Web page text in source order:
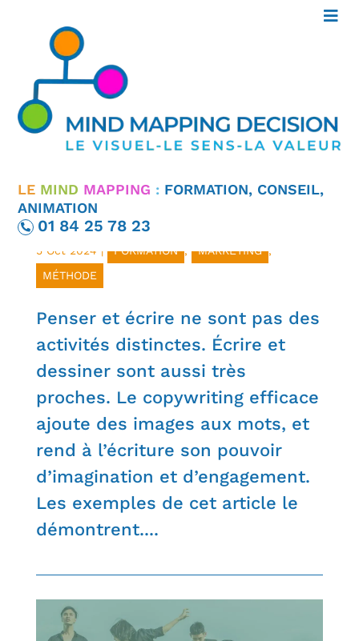
LE MIND MAPPING : FORMATION, CONSEIL,
ANIMATION
01 84 25 78 23
Copywriting SEO 2025 : Exemple Réussi en
Carte Mentale
5 Oct 2024 | FORMATION , MARKETING ,
MÉTHODE
Penser et écrire ne sont pas des
activités distinctes. Écrire et
dessiner sont aussi très
proches. Le copywriting efficace
ajoute des images aux mots, et
rend à l’écriture son pouvoir
d’imagination et d’engagement.
Les exemples de cet article le
démontrent....